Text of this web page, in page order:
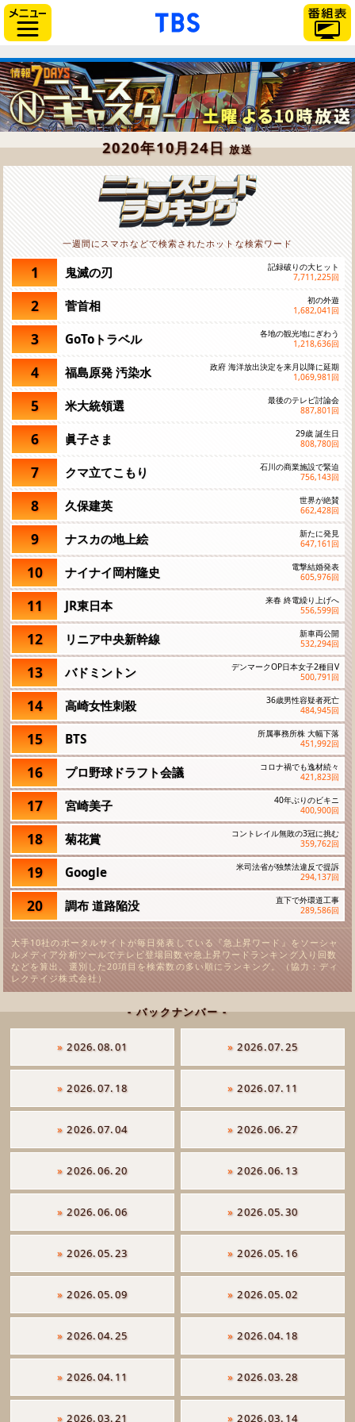
「TBSテレビ」トップペー
2020年10月24日放送
一週間にスマホなどで検索されたホットな検索ワード
1 鬼滅の刃
記録破りの大ヒット
7,711,225回
2 菅首相
初の外遊
1,682,041 回
3 GoToトラベル
各地の観光地にぎわう
1,218,636回
4 福島原発 汚染水
政府 海洋放出決定を来月以降に延期
1,069,981 回
5 米大統領選
最後のテレビ討論会
887,801 回
6 眞子さま
29歳 誕生日
808,780回
7 クマ立てこもり
石川の商業施設で緊迫
756,143回
8 久保建英
世界が絶賛
662,428回
9 ナスカの地上絵
新たに発見
647,161 回
10 ナイナイ岡村隆史
電撃結婚発表
605,976回
11 JR東日本
来春 終電繰り上げへ
556,599回
12 リニア中央新幹線
新車両公開
532,294回
13 バドミントン
デンマークOP日本女子2種目V
500,791 回
14 高崎女性刺殺
36歳男性容疑者死亡
484,945回
15 BTS
所属事務所株 大幅下落
451,992回
16 プロ野球ドラフト会議
コロナ禍でも逸材続々
421,823回
17 宮崎美子
40年ぶりのビキニ
400,900回
18 菊花賞
コントレイル無敗の3冠に挑む
359,762回
19 Google
米司法省が独禁法違反で提訴
294,137回
20 調布 道路陥没
直下で外環道工事
289,586回
大手10社のポータルサイトが毎日発表している『急上昇ワード』をソーシャ
ルメディア分析ツールでテレビ登場回数や急上昇ワードランキング入り回数
などを算出。選別した20項目を検索数の多い順にランキング。（協力：ディ
レクテイジ株式会社）
- バックナンバー -
» 2026.08.01 » 2026.07.25
» 2026.07.18 » 2026.07.11
» 2026.07.04 » 2026.06.27
» 2026.06.20 » 2026.06.13
» 2026.06.06 » 2026.05.30
» 2026.05.23 » 2026.05.16
» 2026.05.09 » 2026.05.02
» 2026.04.25 » 2026.04.18
» 2026.04.11 » 2026.03.28
» 2026.03.21 » 2026.03.14